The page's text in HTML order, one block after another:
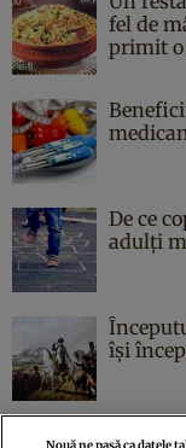
fel de
primit o
De ce
adulți
îşi